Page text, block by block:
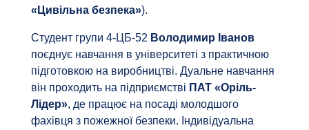
«Цивільна безпека»).
Студент групи 4-ЦБ-52 Володимир Іванов
поєднує навчання в університеті з практичною
підготовкою на виробництві. Дуальне навчання
він проходить на підприємстві ПАТ «Оріль-
Лідер», де працює на посаді молодшого
фахівця з пожежної безпеки. Індивідуальна